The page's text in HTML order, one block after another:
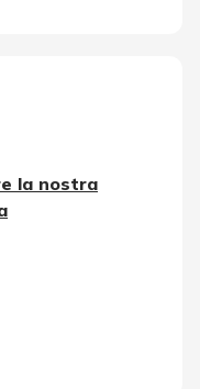
la nostra